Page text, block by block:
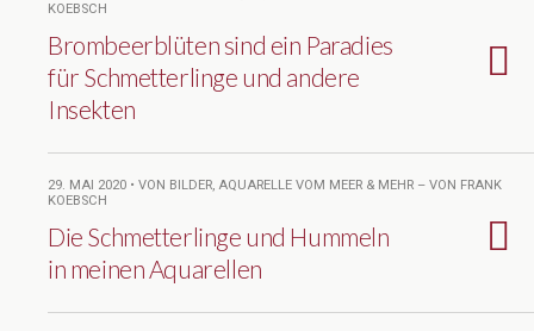
KOEBSCH
Brombeerblüten sind ein Paradies
für Schmetterlinge und andere
Insekten
29. MAI 2020 • VON BILDER, AQUARELLE VOM MEER & MEHR – VON FRANK
KOEBSCH
Die Schmetterlinge und Hummeln
in meinen Aquarellen